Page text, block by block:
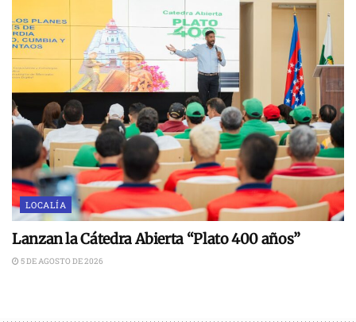
LOCALÍA
Lanzan la Cátedra Abierta “Plato 400 años”
5 DE AGOSTO DE 2026